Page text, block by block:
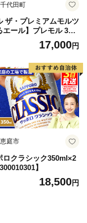
代田町
ザ・プレミアムモルツ
エール】プレモル 350
本 サントリー〈天然
ール工場〉群馬 ※沖
17,000円
庭市
ロクラシック350ml×2
】
18,500円